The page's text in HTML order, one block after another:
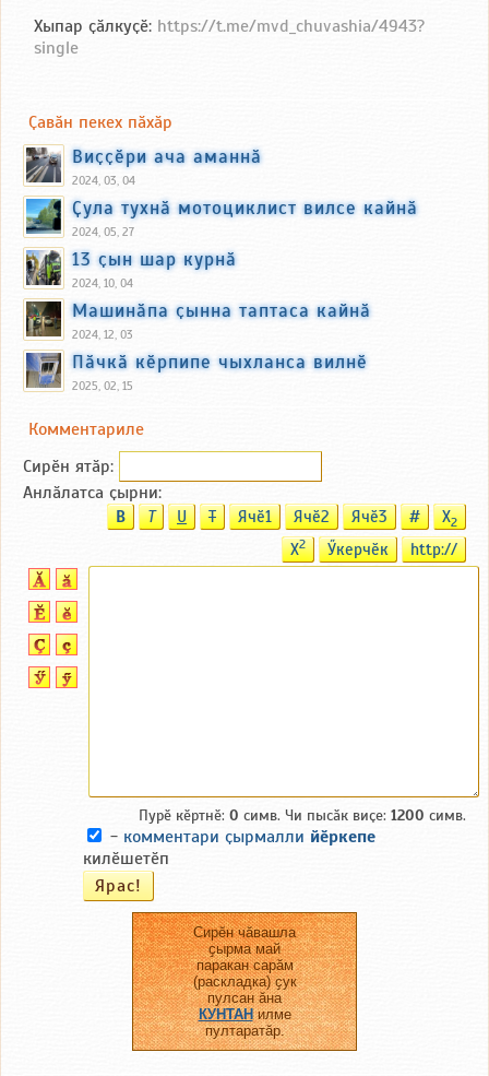
Хыпар ҫӑлкуҫӗ: https://t.me/mvd_chuvashia/4943?
single
Ҫавӑн пекех пӑхӑр
Виҫҫӗри ача аманнӑ
2024, 03, 04
Ҫула тухнӑ мотоциклист вилсе кайнӑ
2024, 05, 27
13 ҫын шар курнӑ
2024, 10, 04
Машинӑпа ҫынна таптаса кайнӑ
2024, 12, 03
Пӑчкӑ кӗрпипе чыхланса вилнӗ
2025, 02, 15
Комментариле
Сирӗн ятӑp:
Анлӑлатса ҫырни:
B T U T Ячӗ1 Ячӗ2 Ячӗ3 # X2
X2 Ӳкерчӗк http://
Пурӗ кӗртнӗ: 0 симв. Чи пысӑк виҫе: 1200 симв.
- комментари ҫырмалли йӗркепе
килӗшетӗп
Сирӗн чӑвашла
ҫырма май
паракан сарӑм
(раскладка) ҫук
пулсан ӑна
КУНТАНилме
пултаратӑр.